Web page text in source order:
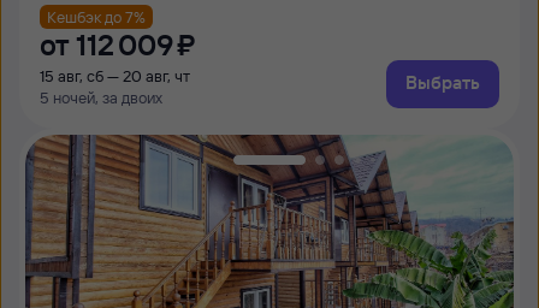
Кешбэк до 7%
от 112 ⁠009 ⁠₽
15 авг, сб — 20 авг, чт
5 ночей, за двоих
Выбрать